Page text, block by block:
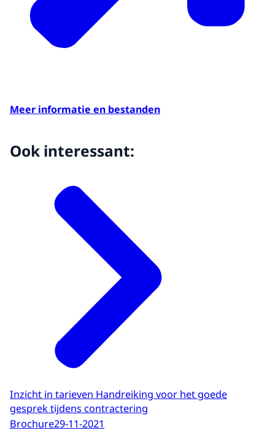
Meer informatie en bestanden
Ook interessant:
Inzicht in tarieven Handreiking voor het goede
gesprek tijdens contractering
Brochure29-11-2021